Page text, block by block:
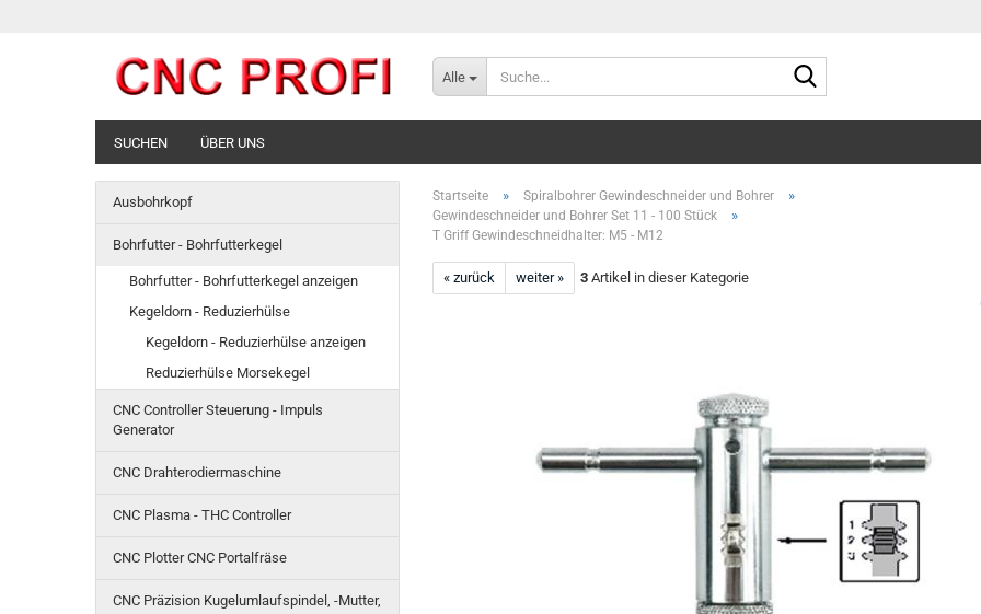
Alle
SUCHEN ÜBER UNS
Startseite » Spiralbohrer Gewindeschneider und Bohrer »
Gewindeschneider und Bohrer Set 11 - 100 Stück »
T Griff Gewindeschneidhalter: M5 - M12
« zurück weiter » 3Artikel in dieser Kategorie
Ausbohrkopf
Bohrfutter - Bohrfutterkegel
Bohrfutter - Bohrfutterkegel anzeigen
Kegeldorn - Reduzierhülse
Kegeldorn - Reduzierhülse anzeigen
Reduzierhülse Morsekegel
CNC Controller Steuerung - Impuls
Generator
CNC Drahterodiermaschine
CNC Plasma - THC Controller
CNC Plotter CNC Portalfräse
CNC Präzision Kugelumlaufspindel, -Mutter,